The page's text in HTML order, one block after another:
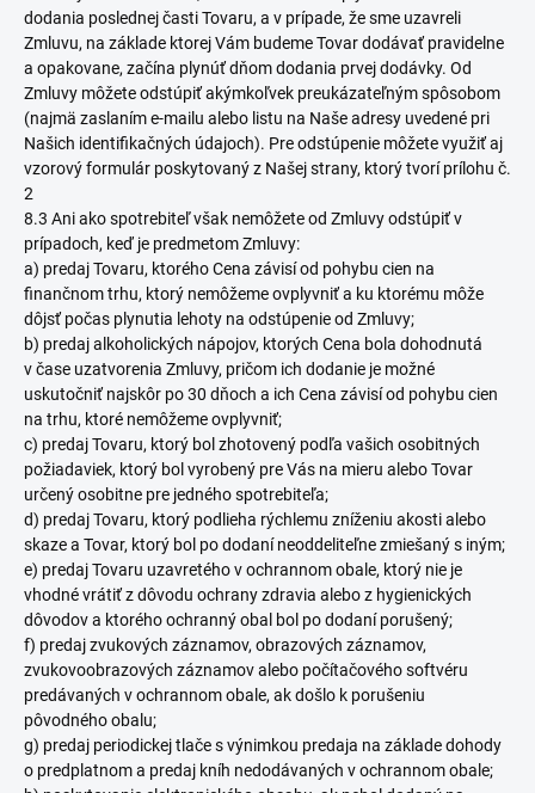
dodania poslednej časti Tovaru, a v prípade, že sme uzavreli
Zmluvu, na základe ktorej Vám budeme Tovar dodávať pravidelne
a opakovane, začína plynúť dňom dodania prvej dodávky. Od
Zmluvy môžete odstúpiť akýmkoľvek preukázateľným spôsobom
(najmä zaslaním e-mailu alebo listu na Naše adresy uvedené pri
Našich identifikačných údajoch). Pre odstúpenie môžete využiť aj
vzorový formulár poskytovaný z Našej strany, ktorý tvorí prílohu č.
2
8.3 Ani ako spotrebiteľ však nemôžete od Zmluvy odstúpiť v
prípadoch, keď je predmetom Zmluvy:
a) predaj Tovaru, ktorého Cena závisí od pohybu cien na
finančnom trhu, ktorý nemôžeme ovplyvniť a ku ktorému môže
dôjsť počas plynutia lehoty na odstúpenie od Zmluvy;
b) predaj alkoholických nápojov, ktorých Cena bola dohodnutá
v čase uzatvorenia Zmluvy, pričom ich dodanie je možné
uskutočniť najskôr po 30 dňoch a ich Cena závisí od pohybu cien
na trhu, ktoré nemôžeme ovplyvniť;
c) predaj Tovaru, ktorý bol zhotovený podľa vašich osobitných
požiadaviek, ktorý bol vyrobený pre Vás na mieru alebo Tovar
určený osobitne pre jedného spotrebiteľa;
d) predaj Tovaru, ktorý podlieha rýchlemu zníženiu akosti alebo
skaze a Tovar, ktorý bol po dodaní neoddeliteľne zmiešaný s iným;
e) predaj Tovaru uzavretého v ochrannom obale, ktorý nie je
vhodné vrátiť z dôvodu ochrany zdravia alebo z hygienických
dôvodov a ktorého ochranný obal bol po dodaní porušený;
f) predaj zvukových záznamov, obrazových záznamov,
zvukovoobrazových záznamov alebo počítačového softvéru
predávaných v ochrannom obale, ak došlo k porušeniu
pôvodného obalu;
g) predaj periodickej tlače s výnimkou predaja na základe dohody
o predplatnom a predaj kníh nedodávaných v ochrannom obale;